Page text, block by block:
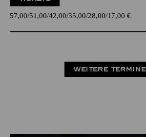
57,00 51,00 42,00 35,00 28,00 17,00 €
WEITERE TERMINE